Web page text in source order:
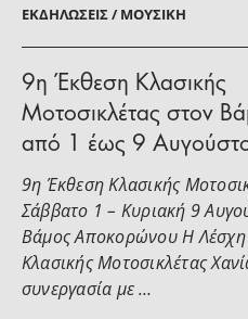
ΕΚΔΗΛΏΣΕΙΣ / ΜΟΥΣΙΚΉ
9η Έκθεση Κλασικής
Μοτοσικλέτας στον
από 1 έως 9
9η Έκθεση Κλασικής
Σάββατο 1 – Κυριακή 9
Βάμος Αποκορώνου Η Λέσχη
Κλασικής Μοτοσικλέτας
συνεργασία με …